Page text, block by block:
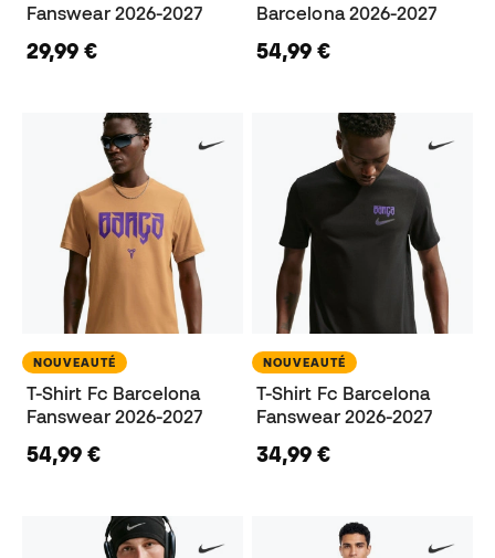
Fanswear 2026-2027
29,99 €
Barcelona 2026-2027
54,99 €
NOUVEAUTÉ
T-Shirt Fc Barcelona
Fanswear 2026-2027
54,99 €
NOUVEAUTÉ
T-Shirt Fc Barcelona
Fanswear 2026-2027
34,99 €